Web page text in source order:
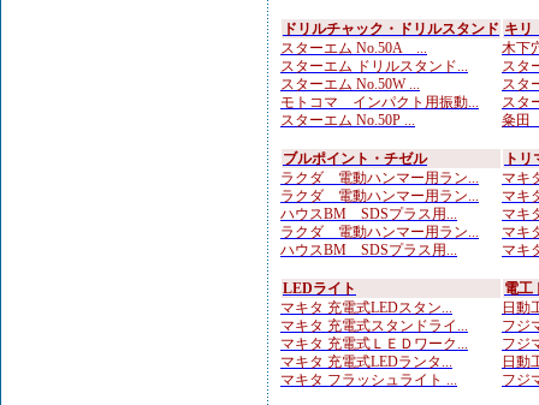
ドリルチャック・ドリルスタンド
スターエム No.50A ...
スターエム ドリルスタンド...
スターエム No.50W ...
モトコマ インパクト用振動...
スターエム No.50P ...
キリ
木下
スタ
スタ
スタ
粂田
ブルポイント・チゼル
ラクダ 電動ハンマー用ラン...
ラクダ 電動ハンマー用ラン...
ハウスBM SDSプラス用...
ラクダ 電動ハンマー用ラン...
ハウスBM SDSプラス用...
ト
マキ
マキ
マキ
マキ
マキ
LEDライト
マキタ 充電式LEDスタン...
マキタ 充電式スタンドライ...
マキタ 充電式ＬＥＤワーク...
マキタ 充電式LEDランタ...
マキタ フラッシュライト ...
電工
日動
フジ
フジ
日動
フジ